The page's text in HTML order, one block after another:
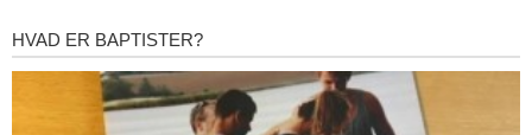
Hvad
HVAD ER BAPTISTER?